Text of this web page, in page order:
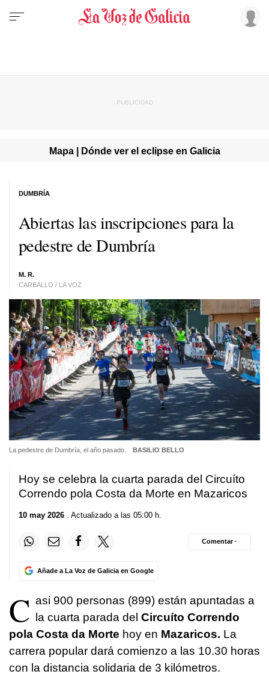
Mapa | Dónde ver el eclipse en Galicia
Abiertas las inscripciones para la
pedestre de Dumbría
M. R.
CARBALLO / LA VOZ
DUMBRÍA
La pedestre de Dumbría, el año pasado. BASILIO BELLO
Hoy se celebra la cuarta parada del Circuíto
Correndo pola Costa da Morte en Mazaricos
10 may 2026 . Actualizado a las 05:00 h.
Añade a La Voz de Galicia en Google
Comentar ·
C asi 900 personas (899) están apuntadas a
la cuarta parada del Circuíto Correndo
pola Costa da Morte hoy en Mazaricos. La
carrera popular dará comienzo a las 10.30 horas
con la distancia solidaria de 3 kilómetros.